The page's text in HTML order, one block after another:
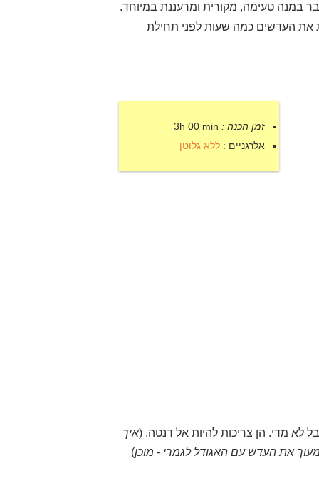
במנה טעימה, מקורית ומרעננת במיוחד.
את העדשים כמה שעות לפני תחילת
זמן הכנה : 3h 00 min
אלרגניים : ללא גלוטן
מדי. הן צריכות להיות אל דנטה. (איך
את העדש עם האגודל לגמרי - מוכן)